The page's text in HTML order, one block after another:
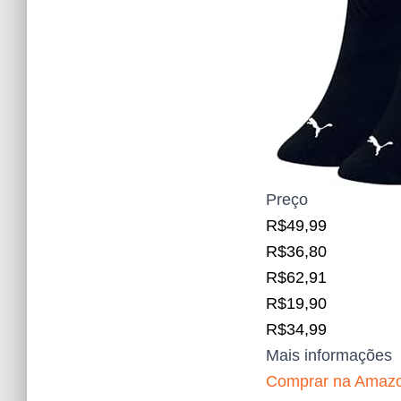
Preço
R$49,99
R$36,80
R$62,91
R$19,90
R$34,99
Mais informações
Comprar na